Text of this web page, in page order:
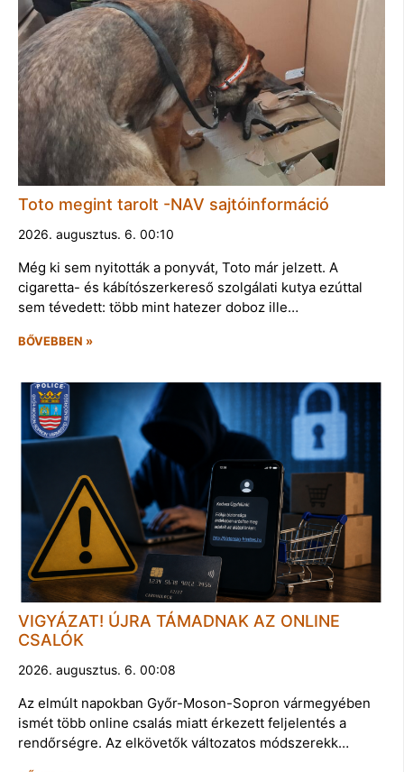
Toto megint tarolt -NAV sajtóinformáció
2026. augusztus. 6. 00:10
Még ki sem nyitották a ponyvát, Toto már jelzett. A
cigaretta- és kábítószerkereső szolgálati kutya ezúttal
sem tévedett: több mint hatezer doboz ille…
BŐVEBBEN »
VIGYÁZAT! ÚJRA TÁMADNAK AZ ONLINE
CSALÓK
2026. augusztus. 6. 00:08
Az elmúlt napokban Győr-Moson-Sopron vármegyében
ismét több online csalás miatt érkezett feljelentés a
rendőrségre. Az elkövetők változatos módszerekk…